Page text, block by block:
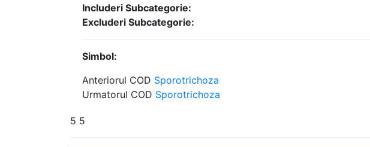
Includeri Subcategorie:
Excluderi Subcategorie:
Simbol:
Anteriorul COD Sporotrichoza
Urmatorul COD Sporotrichoza
5 5